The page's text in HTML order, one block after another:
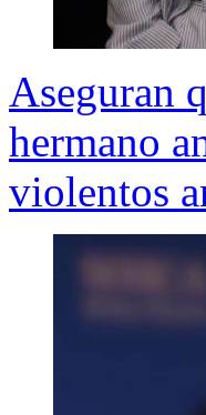
Aseguran
hermano
violentos